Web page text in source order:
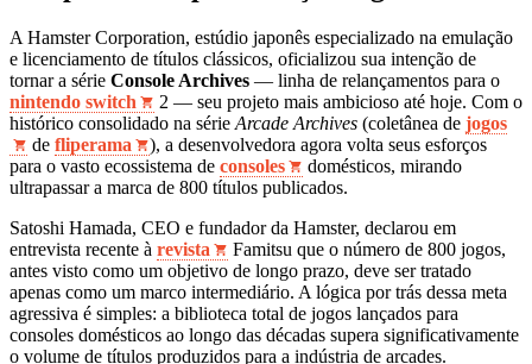
A Hamster Corporation, estúdio japonês especializado na emulação
e licenciamento de títulos clássicos, oficializou sua intenção de
tornar a série Console Archives — linha de relançamentos para o
nintendo switch
2 — seu projeto mais ambicioso até hoje. Com o
histórico consolidado na série Arcade Archives (coletânea de jogos
de fliperama
), a desenvolvedora agora volta seus esforços
para o vasto ecossistema de consoles
domésticos, mirando
ultrapassar a marca de 800 títulos publicados.
Satoshi Hamada, CEO e fundador da Hamster, declarou em
entrevista recente à revista
Famitsu que o número de 800 jogos,
antes visto como um objetivo de longo prazo, deve ser tratado
apenas como um marco intermediário. A lógica por trás dessa meta
agressiva é simples: a biblioteca total de jogos lançados para
consoles domésticos ao longo das décadas supera significativamente
o volume de títulos produzidos para a indústria de arcades.